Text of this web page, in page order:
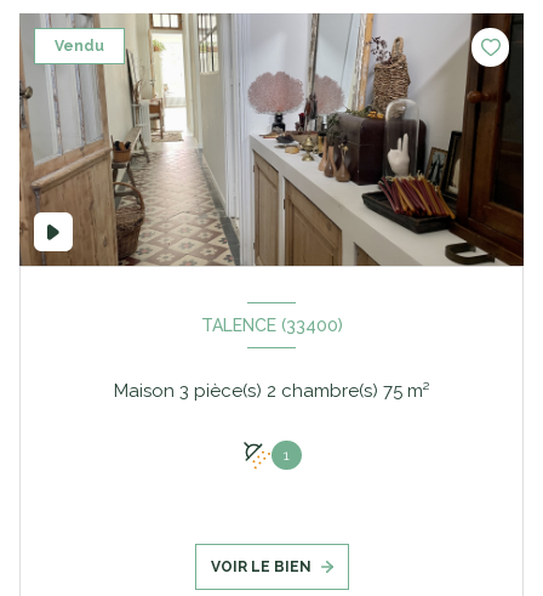
Vendu
TALENCE (33400)
Maison 3 pièce(s) 2 chambre(s) 75 m²
1
VOIR LE BIEN